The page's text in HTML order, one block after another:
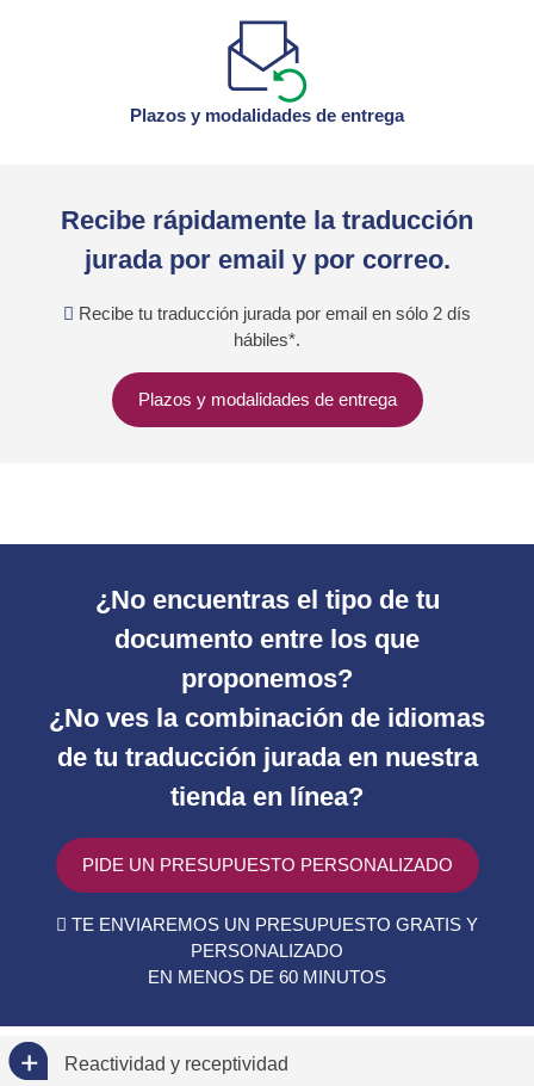
Plazos y modalidades de entrega
Recibe rápidamente la traducción
jurada por email y por correo.
Recibe tu traducción jurada por email en sólo 2 dís
hábiles*.
Plazos y modalidades de entrega
¿No encuentras el tipo de tu
documento entre los que
proponemos?
¿No ves la combinación de idiomas
de tu traducción jurada en nuestra
tienda en línea?
PIDE UN PRESUPUESTO PERSONALIZADO
TE ENVIAREMOS UN PRESUPUESTO GRATIS Y
PERSONALIZADO
EN MENOS DE 60 MINUTOS
Reactividad y receptividad